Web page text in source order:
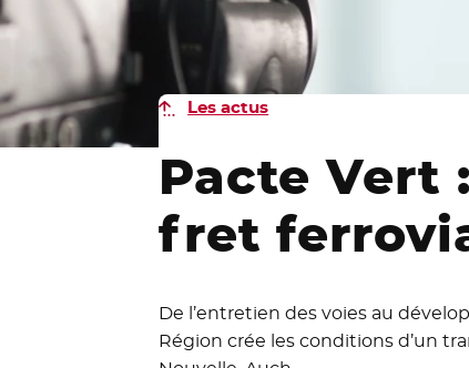
Les actus
Pacte Vert
fret
De l’entretien des voies au
Région crée les conditions d’un